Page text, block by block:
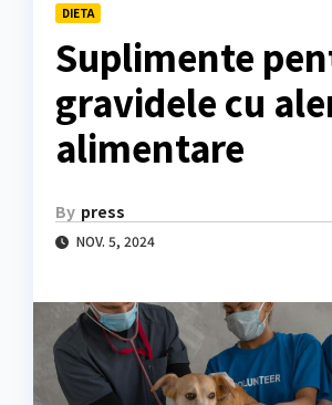
DIETA
Suplimente
gravidele cu
alimentare
By press
NOV. 5, 2024